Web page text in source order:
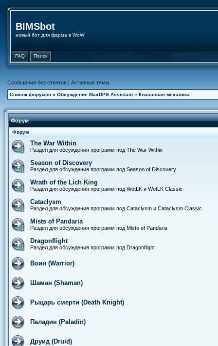
BIMSbot
новый бот для фарма в WoW
FAQ Поиск
Сообщения без ответов | Активные темы
Список форумов » Обсуждение MaxDPS Assistant» Классовая механика
Форум
Форум
The War Within
Раздел для обсуждения программ под The War Within
Season of Discovery
Раздел для обсуждения программ под Season of Discovery
Wrath of the Lich King
Раздел для обсуждения программ под WotLK и WotLK Classic
Cataclysm
Раздел для обсуждения программ под Cataclysm и Cataclysm Classic
Mists of Pandaria
Раздел для обсуждения программ под Mists of Pandaria
Dragonflight
Раздел для обсуждения программ под Dragonflight
Воин (Warrior)
Шаман (Shaman)
Рыцарь смерти (Death Knight)
Паладин (Paladin)
Друид (Druid)